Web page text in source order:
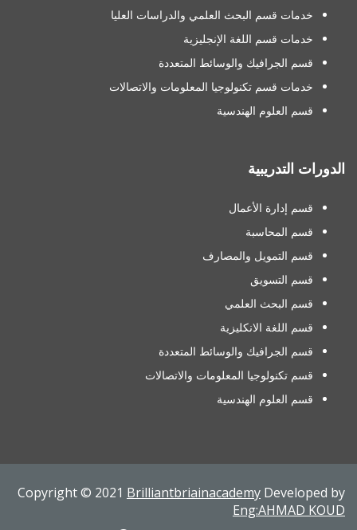
خدمات قسم البحث العلمي والدراسات العليا
خدمات قسم اللغة الإنجليزية
قسم الجرافيك والوسائط المتعددة
خدمات قسم تكنولوجيا المعلومات والاتصالات
قسم العلوم الهندسية
الدورات التدريبية
قسم إدارة الأعمال
قسم المحاسبة
قسم التمويل والمصارف
قسم التسويق
قسم البحث العلمي
قسم اللغة الانكليزية
قسم الجرافيك والوسائط المتعددة
قسم تكنولوجيا المعلومات والاتصالات
قسم العلوم الهندسية
Copyright © 2021 Brilliantbriainacademy Developed by
Eng:AHMAD KOUD